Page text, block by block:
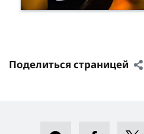
Поделиться страницей